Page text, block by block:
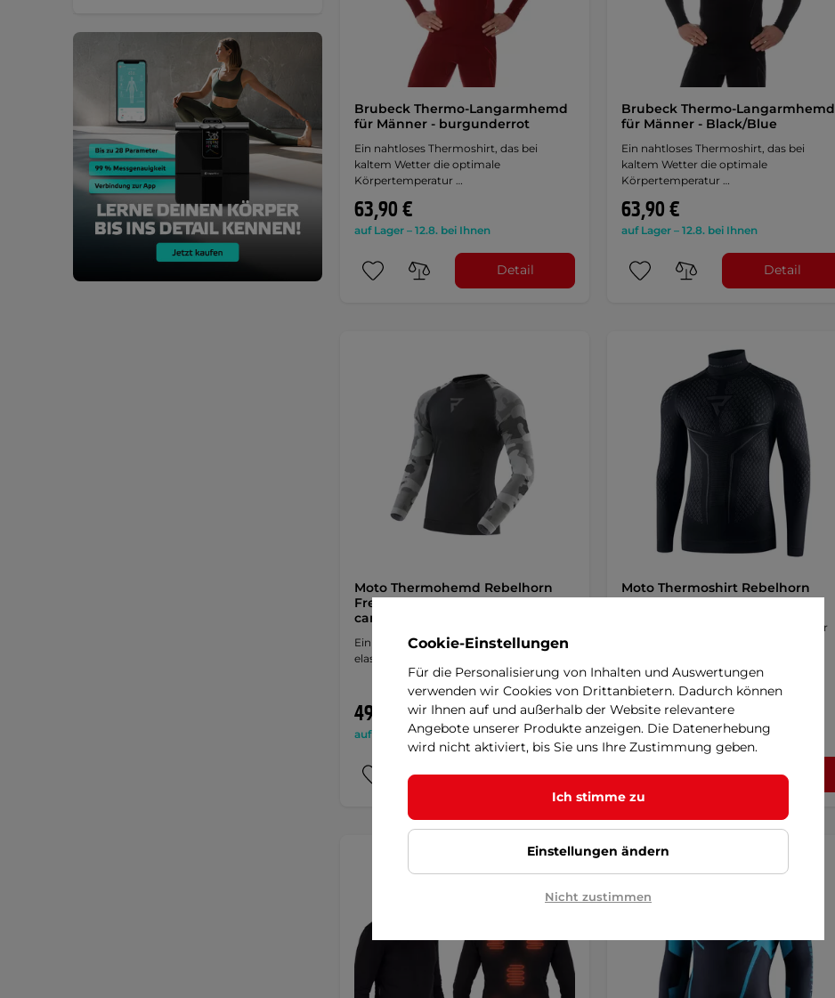
Brubeck Thermo-Langarmhemd
für Männer - burgunderrot
Ein nahtloses Thermoshirt, das bei
kaltem Wetter die optimale
Körpertemperatur …
63,90 €
auf Lager – 12.8. bei Ihnen
Detail
Brubeck Thermo-Langarmhemd
für Männer - Black/Blue
Ein nahtloses Thermoshirt, das bei
kaltem Wetter die optimale
Körpertemperatur …
63,90 €
auf Lager – 12.8. bei Ihnen
Detail
Moto Thermohemd Rebelhorn
Freeze II Jersey - schwarz-
camouflage
Einlagiges Thermoshirt, Flachnähte, sehr
elastisches Material, ideale …
49,60 €
auf Lager – 12.8. bei Ihnen
Detail
Moto Thermoshirt Rebelhorn
Therm II Jersey - schwarz-grau
Einlagiges nahtloses Thermoshirt, sehr
49,90 €
auf Lager – 12.8. bei Ihnen
Detail
Sonderangebot
Cookie-Einstellungen
Für die Personalisierung von Inhalten und Auswertungen
verwenden wir Cookies von Drittanbietern. Dadurch können
wir Ihnen auf und außerhalb der Website relevantere
Angebote unserer Produkte anzeigen. Die Datenerhebung
wird nicht aktiviert, bis Sie uns Ihre Zustimmung geben.
Ich stimme zu
Einstellungen ändern
Nicht zustimmen